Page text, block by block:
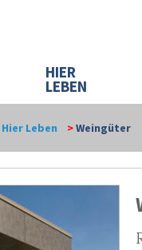
HIER
LEBEN
Hier Leben >Weingüter